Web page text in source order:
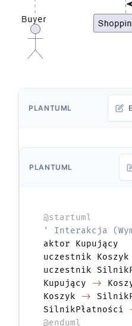
PLANTUML
PLANTUML
@startuml
' Interakcja
aktor Kupujący
uczestnik Koszyk
uczestnik
Kupujący ->
Koszyk ->
SilnikPłatności
@enduml